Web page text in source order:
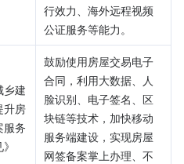
行效力、海外远程视频
公证服务等能力。
乡建
升房
服务
鼓励使用房屋交易电子
合同，利用大数据、人
脸识别、电子签名、区
块链等技术，加快移动
服务端建设，实现房屋
网签备案掌上办理、不